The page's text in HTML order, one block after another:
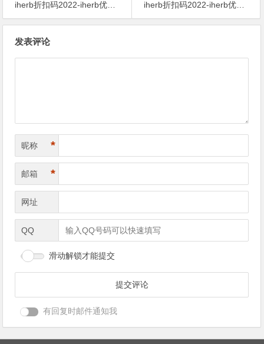
iherb折扣码2022-iherb优惠码2022-iHerb 自有品牌 Sierra Fit & HealthyBiom 75折优惠
iherb折扣码2022-iherb优惠码2022-精选 Solaray 营养补剂 8.5折+满$60享9.4折+支付宝支付满减20元！
发表评论
昵称 *
邮箱 *
网址
QQ
滑动解锁才能提交
有回复时邮件通知我